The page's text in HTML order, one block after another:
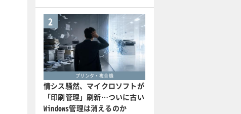
2
プリンタ・複合機
情シス騒然、マイクロソフトが
「印刷管理」刷新…ついに古い
Windows管理は消えるのか